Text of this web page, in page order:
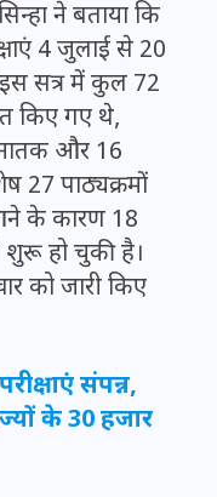
सिन्हा ने बताया कि
4 जुलाई से 20
सत्र में कुल 72
किए गए थे,
और 16
27 पाठ्यक्रमों
के कारण 18
शुरू हो चुकी है।
को जारी किए
संपन्न,
के 30 हजार